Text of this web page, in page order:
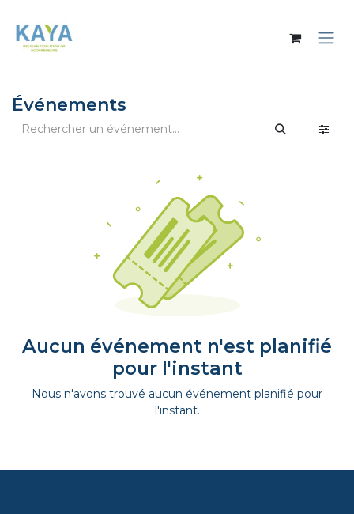
Événements
Aucun événement n'est planifié
pour l'instant
Nous n'avons trouvé aucun événement planifié pour
l'instant.